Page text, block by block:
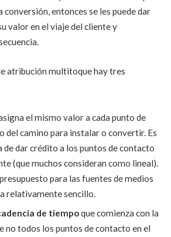
conversión, entonces se les puede dar
valor en el viaje del cliente y
atribución multitoque hay tres
el mismo valor a cada punto de
del camino para instalar o convertir. Es
de dar crédito a los puntos de contacto
(que muchos consideran como lineal).
para las fuentes de medios
relativamente sencillo.
de tiempoque comienza con la
no todos los puntos de contacto en el